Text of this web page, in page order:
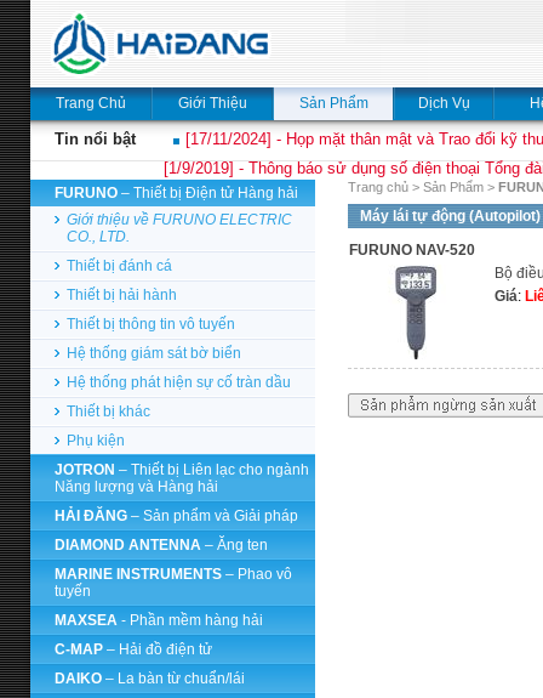
Trang Chủ Giới Thiệu Sản Phẩm Dịch Vụ
Tin nổi bật
[17/11/2024] - Họp mặt thân mật và Trao đổi kỹ
[1/9/2019] - Thông báo sử dụng số điện thoại Tổng
FURUNO – Thiết bị Điện tử Hàng hải
Giới thiệu về FURUNO ELECTRIC
CO., LTD.
Thiết bị đánh cá
Thiết bị hải hành
Thiết bị thông tin vô tuyến
Hệ thống giám sát bờ biển
Hệ thống phát hiện sự cố tràn dầu
Thiết bị khác
Phụ kiện
JOTRON – Thiết bị Liên lạc cho ngành
Năng lượng và Hàng hải
HẢI ĐĂNG – Sản phẩm và Giải pháp
DIAMOND ANTENNA – Ăng ten
MARINE INSTRUMENTS – Phao vô
tuyến
MAXSEA - Phần mềm hàng hải
C-MAP – Hải đồ điện tử
DAIKO – La bàn từ chuẩn/lái
Trang chủ > Sản Phẩm >
Máy lái tự động (Autopilot)
FURUNO NAV-520
Bộ
Giá: